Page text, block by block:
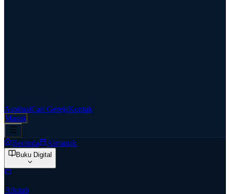
AspirasiCari GerejaKontak
Masuk
Beranda Almanak
Buku Digital
Alkitab